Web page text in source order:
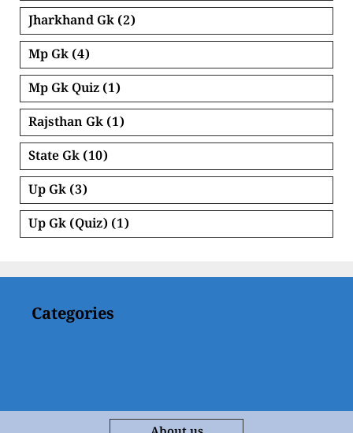
Jharkhand Gk (2)
Mp Gk (4)
Mp Gk Quiz (1)
Rajsthan Gk (1)
State Gk (10)
Up Gk (3)
Up Gk (Quiz) (1)
Categories